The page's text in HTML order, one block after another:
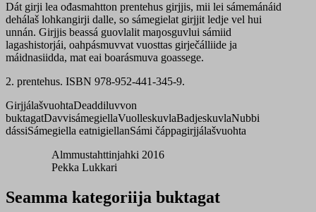
Dát girji lea ođasmahtton prentehus girjjis, mii lei sámemánáid
dehálaš lohkangirji dalle, so sámegielat girjjit ledje vel hui
unnán. Girjjis beassá guovlalit maŋosguvlui sámiid
lagashistorjái, oahpásmuvvat vuosttas girječálliide ja
máidnasiidda, mat eai boarásmuva goassege.
2. prentehus. ISBN 978-952-441-345-9.
GirjjálašvuohtaDeaddiluvvon
buktagatDavvisámegiellaVuolleskuvlaBadjeskuvlaNubbi
dássiSámegiella eatnigiellanSámi čáppagirjjálašvuohta
Almmustahttinjahki 2016
Pekka Lukkari
Seamma kategoriija buktagat